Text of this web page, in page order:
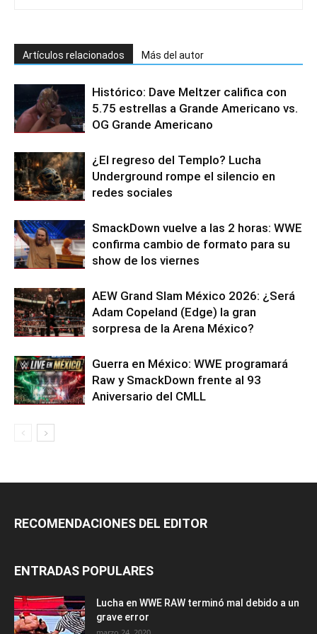
Artículos relacionados Más del autor
Histórico: Dave Meltzer califica con
5.75 estrellas a Grande Americano vs.
OG Grande Americano
¿El regreso del Templo? Lucha
Underground rompe el silencio en
redes sociales
SmackDown vuelve a las 2 horas: WWE
confirma cambio de formato para su
show de los viernes
AEW Grand Slam México 2026: ¿Será
Adam Copeland (Edge) la gran
sorpresa de la Arena México?
Guerra en México: WWE programará
Raw y SmackDown frente al 93
Aniversario del CMLL
RECOMENDACIONES DEL EDITOR
ENTRADAS POPULARES
Lucha en WWE RAW terminó mal debido a un
grave error